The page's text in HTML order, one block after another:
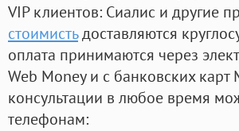
VIP клиентов: Сиалис и другие
стоимистьдоставляются
оплата принимаются через
Web Money и с банковских
консультации в любое время
телефонам: